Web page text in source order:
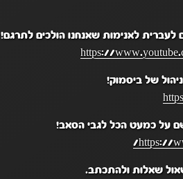
לאנימות שאנחנו הולכים לתרגם!
https://
של ביסמוק!
על כמעט הכל לגבי הסאב!
https://
שאלות ולהתכתב.